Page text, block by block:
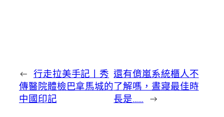
← 行走拉美手記丨秀
傳醫院體檢巴拿馬城的
中國印記
還有億嵐系統櫃人不
了解嗎，晝寢最佳時
長是…… →